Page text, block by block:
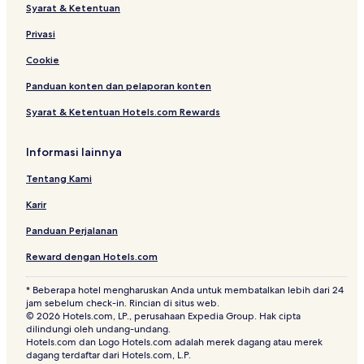
Hotel di Luodong
Hotel dengan Kolam Renang di Jiaoxi
Hotel dengan Tempat Parkir di Jiaoxi
Hotel Ramah Hewan Peliharaan di Jiaoxi
Rumah Penginapan di Jiaoxi
Hotel Murah di Jiaoxi
Hotel Mewah di Jiaoxi
Hotel Bintang 2 di Jiaoxi
Hotel Bintang 3 di Jiaoxi
Hotel Bintang 4 di Jiaoxi
Hotel Menerima Tamu LGBT di Jiaoxi
Hotel dengan Pemandian Air Panas di Jiaoxi
Hotel Keluarga di Jiaoxi
Resor & Hotel dengan Spa di Jiaoxi
Syarat & Ketentuan
Privasi
Cookie
Panduan konten dan pelaporan konten
Syarat & Ketentuan Hotels.com Rewards
Informasi lainnya
Tentang Kami
Karir
Panduan Perjalanan
Reward dengan Hotels.com
* Beberapa hotel mengharuskan Anda untuk membatalkan lebih dari 24
jam sebelum check-in. Rincian di situs web.
© 2026 Hotels.com, LP., perusahaan Expedia Group. Hak cipta
dilindungi oleh undang-undang.
Hotels.com dan Logo Hotels.com adalah merek dagang atau merek
dagang terdaftar dari Hotels.com, L.P.